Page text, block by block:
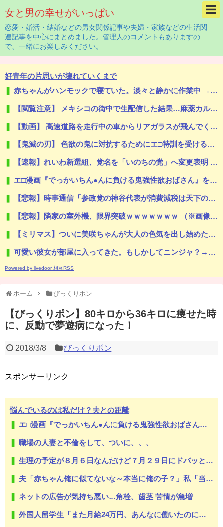
女と男の幸せがいっぱい
恋愛・婚活・結婚などの男女関係記事や夫婦・家族などの生活関
連記事を中心にまとめました。管理人のコメントもありますの
で、一緒にお楽しみください。
好青年の片思いが壊れていくまで
赤ちゃんがハンモックで寝ていた。淡々と静かに作業中 → 無心な労働者の顔はこちらです…
【閲覧注意】 メキシコの街中で生配信した結果…麻薬カルテルがやって来て、たった3秒で…（動画あり）
【動画】 高速道路を走行中の車からリアガラスが飛んでくる事故(゜o゜)
【鬼滅の刃】 色欲の鬼に対抗するためにエ□特訓を受ける胡蝶しのぶ…！クールなしのぶが快楽に抗えず翻弄されちゃう…
【速報】れいわ新選組、党名を「いのちの党」へ変更表明 → ﾈｯﾄ「ギャグセンス高すぎ」「カルト感増した」「迷走しすぎｗ」ｗｗｗｗｗｗｗｗｗｗｗｗｗｗｗ
エ□漫画『でっかいちん●んに負ける鬼強性欲おばさん』をrawやhitomiを使わずに無料で読む方法│田貸魔
【悲報】時事通信「参政党の神谷代表が消費減税は天下の愚策と批判してるぞ！」 → 安藤幹事長「タイトルに偽りあり！『参政党は消費税廃止派、減税派』」ｗｗｗｗｗｗｗｗ
【悲報】隣家の室外機、限界突破ｗｗｗｗｗｗｗ （※画像あり）
【ミリマス】ついに美咲ちゃんが大人の色気を出し始めた…！
可愛い彼女が部屋に入ってきた。もしかしてニンジャ？→スタイリッシュな動きはこちらです…
Powered by livedoor 相互RSS
ホーム びっくりポン
【びっくりポン】80キロから36キロに痩せた時
に、反動で夢遊病になった！
2018/3/8 びっくりポン
スポンサーリンク
悩んでいるのは私だけ？夫との距離
エ□漫画『でっかいちん●んに負ける鬼強性欲おばさん』をrawやhitomiを使わずに無料で読む方法│田貸魔
職場の人妻と不倫をして、ついに、、、
生理の予定が８月６日なんだけど７月２９日にドバッと鮮血でたから生理かな？って思ったのよね
夫「赤ちゃん俺に似てないな～本当に俺の子？」私「当たり前じゃん！」義両親「アンタが赤ちゃんの頃にそっくりよ」夫「うーん…」←私の理解や寛容な心が足りないのでしょうか？
ネットの広告が気持ち悪い…角栓、歯茎 苦情が急増
外国人留学生「また月給24万円、あんなに働いたのに…」ワイ「18万」→…論破した結果ｗｗｗ